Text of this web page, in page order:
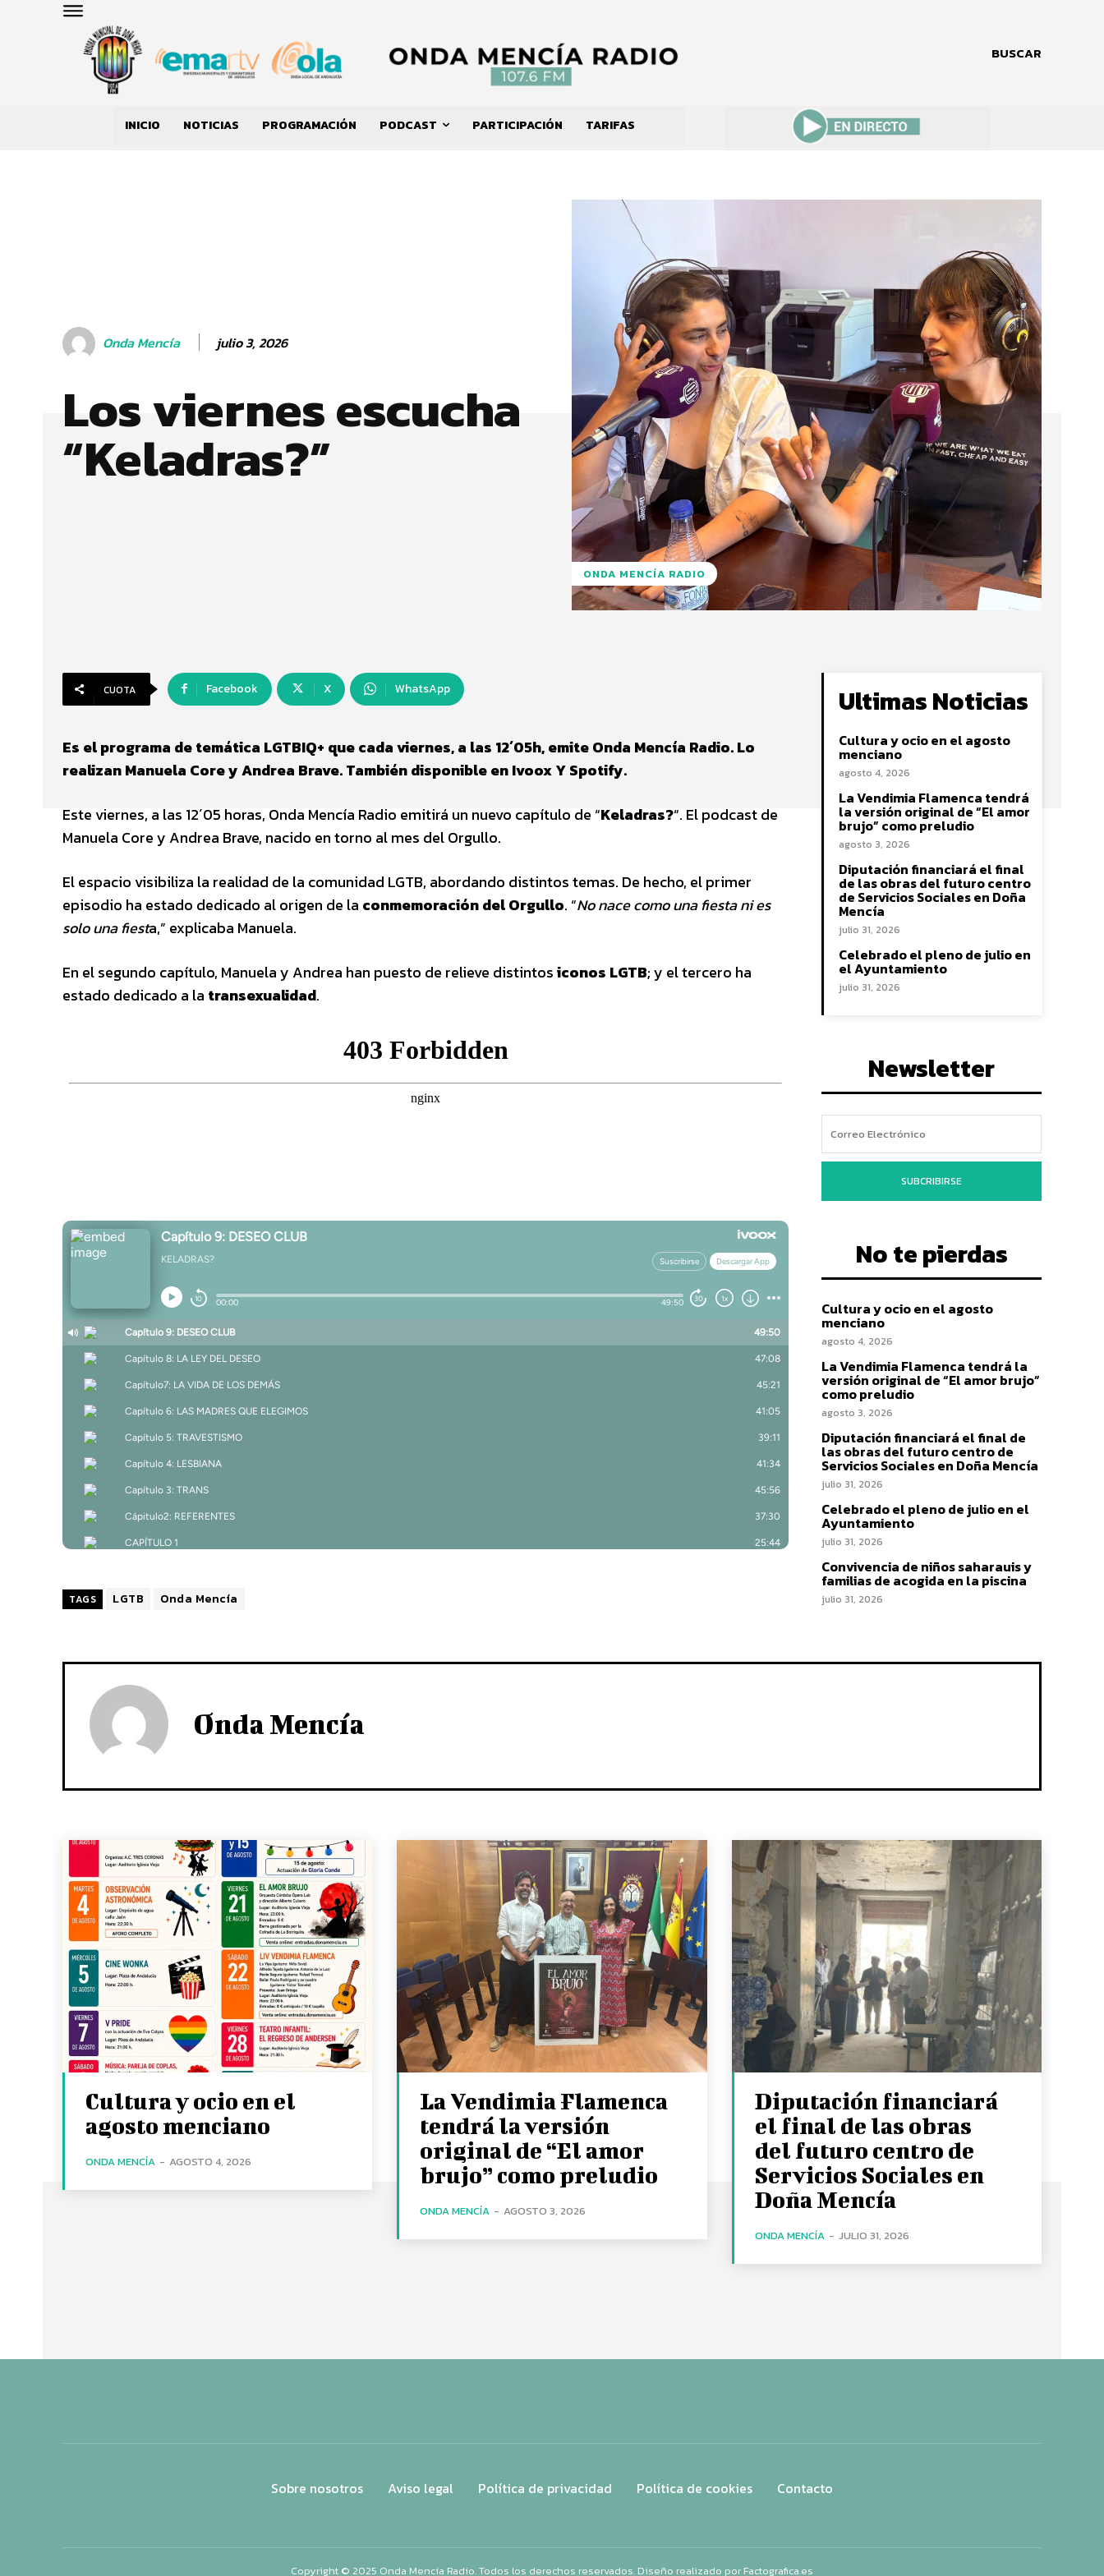
BUSCAR
INICIO NOTICIAS PROGRAMACIÓN PODCAST PARTICIPACIÓN TARIFAS
Onda Mencía julio 3, 2026
Los viernes escucha
“Keladras?”
ONDA MENCÍA RADIO
CUOTA Facebook X WhatsApp
Es el programa de temática LGTBIQ+ que cada viernes, a las 12´05h, emite Onda Mencía Radio. Lo
realizan Manuela Core y Andrea Brave. También disponible en Ivoox Y Spotify.
Este viernes, a las 12´05 horas, Onda Mencía Radio emitirá un nuevo capítulo de “Keladras?“. El podcast de
Manuela Core y Andrea Brave, nacido en torno al mes del Orgullo.
El espacio visibiliza la realidad de la comunidad LGTB, abordando distintos temas. De hecho, el primer
episodio ha estado dedicado al origen de la conmemoración del Orgullo. “No nace como una fiesta ni es
solo una fiesta,” explicaba Manuela.
En el segundo capítulo, Manuela y Andrea han puesto de relieve distintosiconos LGTB; y el tercero ha
estado dedicado a la transexualidad.
TAGS LGTB Onda Mencía
Ultimas Noticias
Cultura y ocio en el agosto
menciano
agosto 4, 2026
La Vendimia Flamenca tendrá
la versión original de “El amor
brujo” como preludio
agosto 3, 2026
Diputación financiará el final
de las obras del futuro centro
de Servicios Sociales en Doña
Mencía
julio 31, 2026
Celebrado el pleno de julio en
el Ayuntamiento
julio 31, 2026
Newsletter
SUBCRIBIRSE
No te pierdas
Cultura y ocio en el agosto
menciano
agosto 4, 2026
La Vendimia Flamenca tendrá la
versión original de “El amor brujo”
como preludio
agosto 3, 2026
Diputación financiará el final de
las obras del futuro centro de
Servicios Sociales en Doña Mencía
julio 31, 2026
Celebrado el pleno de julio en el
Ayuntamiento
julio 31, 2026
Convivencia de niños saharauis y
familias de acogida en la piscina
julio 31, 2026
Onda Mencía
Cultura y ocio en el
agosto menciano
ONDA MENCÍA - AGOSTO 4, 2026
La Vendimia Flamenca
tendrá la versión
original de “El amor
brujo” como preludio
ONDA MENCÍA - AGOSTO 3, 2026
Diputación financiará
el final de las obras
del futuro centro de
Servicios Sociales en
Doña Mencía
ONDA MENCÍA - JULIO 31, 2026
Sobre nosotros Aviso legal Política de privacidad Política de cookies Contacto
Copyright © 2025 Onda Mencía Radio. Todos los derechos reservados. Diseño realizado por Factografica.es